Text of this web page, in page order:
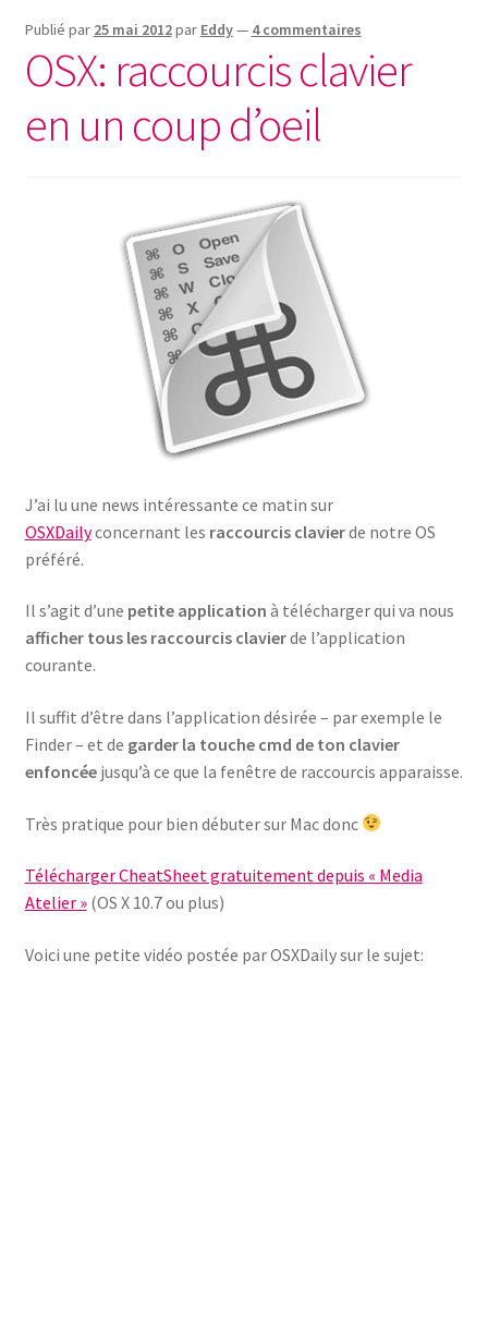
Publié par 25 mai 2012par Eddy— 4 commentaires
OSX: raccourcis clavier
en un coup d’oeil
J’ai lu une news intéressante ce matin sur
OSXDailyconcernant les raccourcis clavierde notre OS
préféré.
Il s’agit d’une petite application à télécharger qui va nous
afficher tous les raccourcis clavierde l’application
courante.
Il suffit d’être dans l’application désirée – par exemple le
Finder – et de garder la touche cmd de ton clavier
enfoncéejusqu’à ce que la fenêtre de raccourcis apparaisse.
Très pratique pour bien débuter sur Mac donc
Télécharger CheatSheet gratuitement depuis « Media
Atelier »(OS X 10.7 ou plus)
Voici une petite vidéo postée par OSXDaily sur le sujet: